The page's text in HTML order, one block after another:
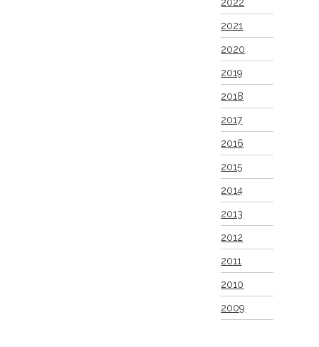
2021
2020
2019
2018
2017
2016
2015
2014
2013
2012
2011
2010
2009